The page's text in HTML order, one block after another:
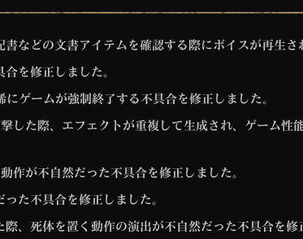
などの文書アイテムを確認する際にボイスが再生さ
を修正しました。
ゲームが強制終了する不具合を修正しました。
した際、エフェクトが重複して生成され、ゲーム性
作が不自然だった不具合を修正しました。
た不具合を修正しました。
、死体を置く動作の演出が不自然だった不具合を修